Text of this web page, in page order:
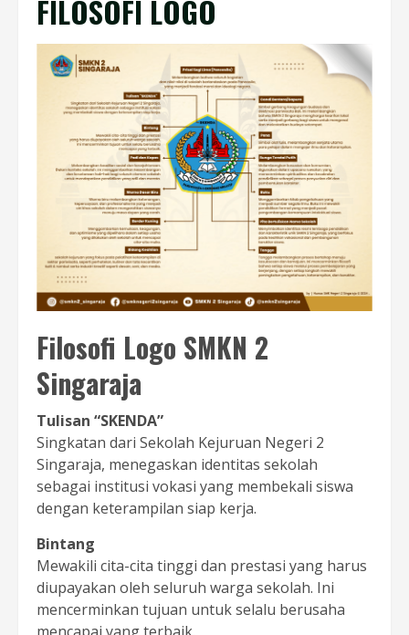
FILOSOFI LOGO
Filosofi Logo SMKN 2
Singaraja
Tulisan “SKENDA”
Singkatan dari Sekolah Kejuruan Negeri 2
Singaraja, menegaskan identitas sekolah
sebagai institusi vokasi yang membekali siswa
dengan keterampilan siap kerja.
Bintang
Mewakili cita-cita tinggi dan prestasi yang harus
diupayakan oleh seluruh warga sekolah. Ini
mencerminkan tujuan untuk selalu berusaha